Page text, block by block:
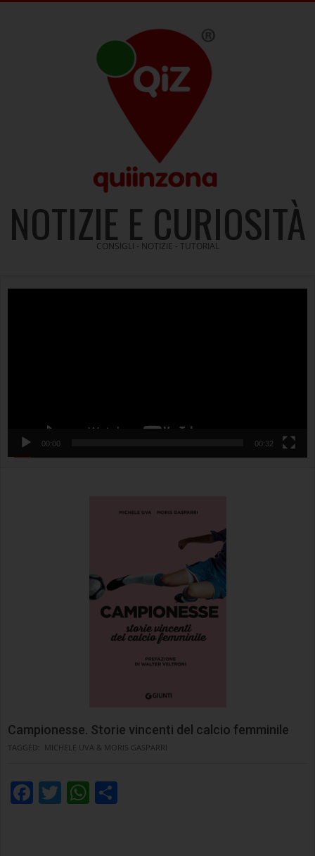
NOTIZIE E CURIOSITÀ
CONSIGLI - NOTIZIE - TUTORIAL
00:00 00:32
Campionesse. Storie vincenti del calcio femminile
TAGGED: MICHELE UVA & MORIS GASPARRI
Facebook
TwitterWhatsApp